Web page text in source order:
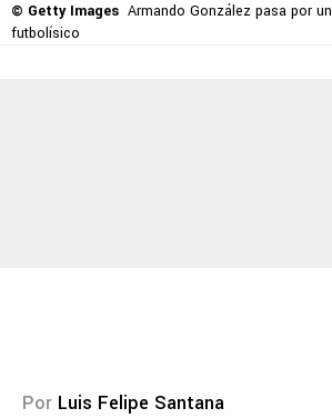
© Getty Images Armando González pasa por
futbolísico
Por Luis Felipe Santana